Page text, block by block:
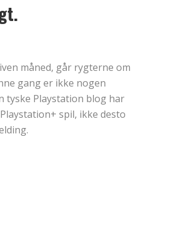
måned, går rygterne om
gang er ikke nogen
tyske Playstation blog har
spil, ikke desto